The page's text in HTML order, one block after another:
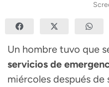
Un hombre tuvo que
servicios de
miércoles después de